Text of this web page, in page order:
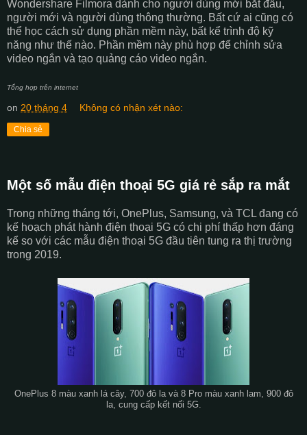
Wondershare Filmora dành cho người dùng mới bắt đầu,
người mới và người dùng thông thường. Bất cứ ai cũng có
thể học cách sử dụng phần mềm này, bất kể trình độ kỹ
năng như thế nào. Phần mềm này phù hợp để chỉnh sửa
video ngắn và tạo quảng cáo video ngắn.
Tổng hợp trên internet
on 20 tháng 4 Không có nhận xét nào:
Chia sẻ
Một số mẫu điện thoại 5G giá rẻ sắp ra mắt
Trong những tháng tới, OnePlus, Samsung, và TCL đang có
kế hoạch phát hành điện thoại 5G có chi phí thấp hơn đáng
kể so với các mẫu điện thoại 5G đầu tiên tung ra thị trường
trong 2019.
OnePlus 8 màu xanh lá cây, 700 đô la và 8 Pro màu xanh lam, 900 đô
la, cung cấp kết nối 5G.